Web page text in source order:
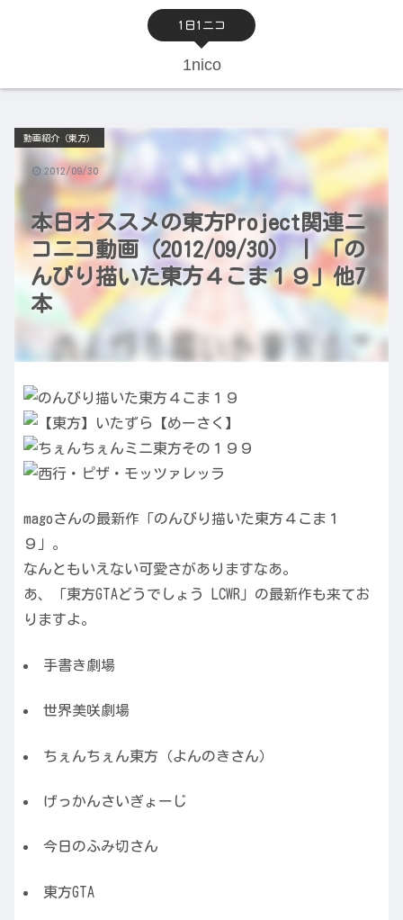
1日1ニコ
1nico
本日オススメの東方Project関連ニ
コニコ動画（2012/09/30） | 「の
んびり描いた東方４こま１９」他7
本
動画紹介（東方）
2012/09/30
magoさんの最新作「のんびり描いた東方４こま１
９」。
なんともいえない可愛さがありますなあ。
あ、「東方GTAどうでしょう LCWR」の最新作も来てお
りますよ。
手書き劇場
世界美咲劇場
ちぇんちぇん東方（よんのきさん）
げっかんさいぎょーじ
今日のふみ切さん
東方GTA